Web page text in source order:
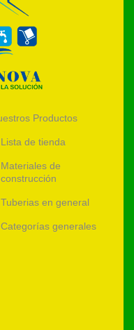
Productos
Lista de tienda
Materiales de
construcción
Tuberias en general
Categorías generales